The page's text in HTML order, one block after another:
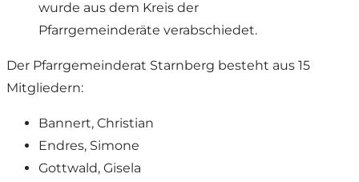
wurde aus dem Kreis der
Pfarrgemeinderäte verabschiedet.
Der Pfarrgemeinderat Starnberg besteht aus 15
Mitgliedern:
Bannert, Christian
Endres, Simone
Gottwald, Gisela